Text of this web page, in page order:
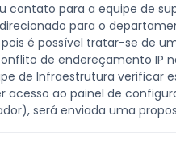
contato para a equipe de
para o
é possível tratar-se de
de endereçamento IP
de Infraestrutura verificar
acesso ao painel de
será enviada uma